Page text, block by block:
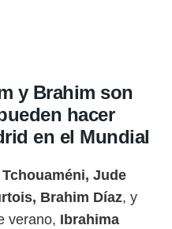
y Brahim son
hacer
en el Mundial
Jude
Brahim Díaz, y
verano, Ibrahima